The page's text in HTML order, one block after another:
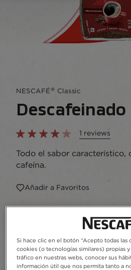
NESCAFÉ® Classic
Descafeinado
1 reviews
Todo el sabor característico,
cafeína.
Añadir a Favoritos
100g
Reciclaje
Si hace clic en el botón “Acepto todas las
cookies (o tecnologías similares) propias
tráfico en nuestras webs, conocer sus
información útil que nos permita tanto a